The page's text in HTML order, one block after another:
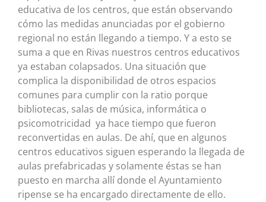
educativa de los centros, que están observando
cómo las medidas anunciadas por el gobierno
regional no están llegando a tiempo. Y a esto se
suma a que en Rivas nuestros centros educativos
ya estaban colapsados. Una situación que
complica la disponibilidad de otros espacios
comunes para cumplir con la ratio porque
bibliotecas, salas de música, informática o
psicomotricidad ya hace tiempo que fueron
reconvertidas en aulas. De ahí, que en algunos
centros educativos siguen esperando la llegada de
aulas prefabricadas y solamente éstas se han
puesto en marcha allí donde el Ayuntamiento
ripense se ha encargado directamente de ello.